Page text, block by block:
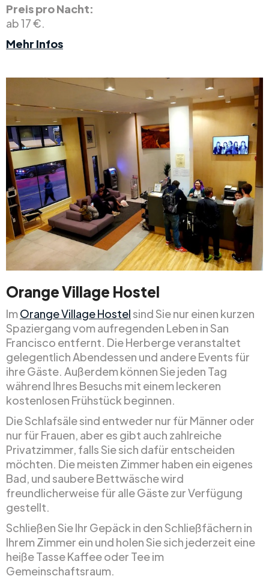
Preis pro Nacht:
ab 17 €.
Mehr Infos
Orange Village Hostel
ImOrange Village Hostelsind Sie nur einen kurzen
Spaziergang vom aufregenden Leben in San
Francisco entfernt. Die Herberge veranstaltet
gelegentlich Abendessen und andere Events für
ihre Gäste. Außerdem können Sie jeden Tag
während Ihres Besuchs mit einem leckeren
kostenlosen Frühstück beginnen.
Die Schlafsäle sind entweder nur für Männer oder
nur für Frauen, aber es gibt auch zahlreiche
Privatzimmer, falls Sie sich dafür entscheiden
möchten. Die meisten Zimmer haben ein eigenes
Bad, und saubere Bettwäsche wird
freundlicherweise für alle Gäste zur Verfügung
gestellt.
Schließen Sie Ihr Gepäck in den Schließfächern in
Ihrem Zimmer ein und holen Sie sich jederzeit eine
heiße Tasse Kaffee oder Tee im
Gemeinschaftsraum.